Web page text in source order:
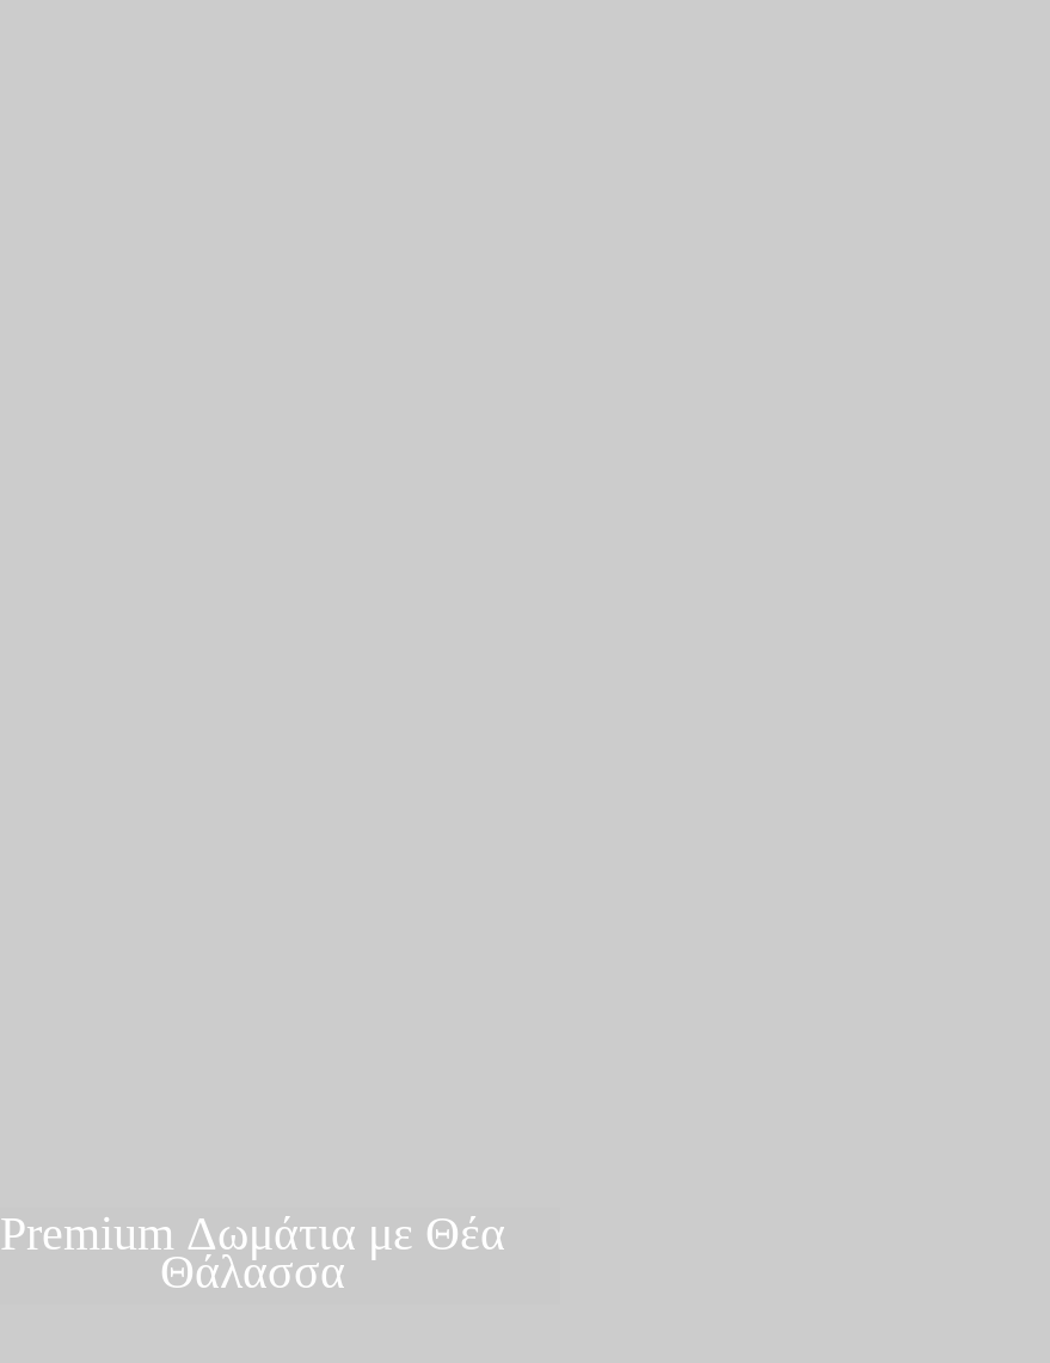
Premium Δωμάτια με Θέα
Θάλασσα